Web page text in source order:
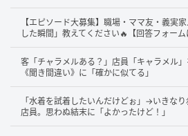
X（旧Twitter）：さーか（@saka02_
さーかさんがコンビニで買い物
店員から「お会計158円となり
【エピソード大募集】職場・ママ友・義実
した瞬間」教えてください🔥【回答フォーム
客「チャラメルある？」店員「キャラメル
《聞き間違い》に「確かに似てる」
「水着を試着したいんだけどぉ」→いきな
店員。思わぬ結末に「よかったけど！」